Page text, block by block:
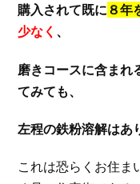
購入されて既に ８年
少なく 、
磨きコースに含まれ
てみても、
左程の鉄粉溶解はあ
これは恐らくお住ま